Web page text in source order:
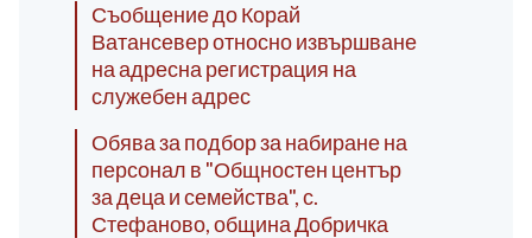
Съобщение до Корай
Ватансевер относно извършване
на адресна регистрация на
служебен адрес
Обява за подбор за набиране на
персонал в "Общностен център
за деца и семейства", с.
Стефаново, община Добричка